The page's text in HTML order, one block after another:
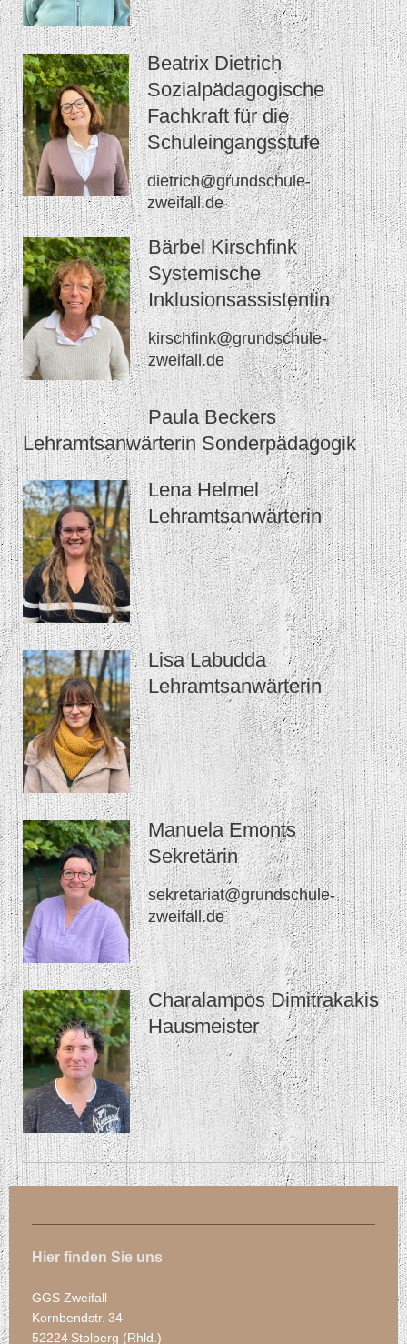
Beatrix Dietrich
Sozialpädagogische
Fachkraft für die
Schuleingangsstufe
dietrich@grundschule-
zweifall.de
Bärbel Kirschfink
Systemische
Inklusionsassistentin
kirschfink@grundschule-
zweifall.de
Paula Beckers
Lehramtsanwärterin Sonderpädagogik
Lena Helmel
Lehramtsanwärterin
Lisa Labudda
Lehramtsanwärterin
Manuela Emonts
Sekretärin
sekretariat@grundschule-
zweifall.de
Charalampos Dimitrakakis
Hausmeister
Hier finden Sie uns
GGS Zweifall
Kornbendstr. 34
52224 Stolberg (Rhld.)